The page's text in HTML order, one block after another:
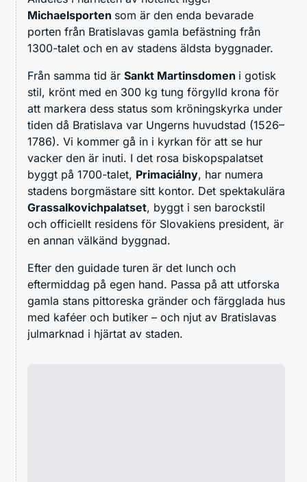
Michaelsporten som är den enda bevarade
porten från Bratislavas gamla befästning från
1300-talet och en av stadens äldsta byggnader.
Från samma tid är Sankt Martinsdomen i gotisk
stil, krönt med en 300 kg tung förgylld krona för
att markera dess status som kröningskyrka under
tiden då Bratislava var Ungerns huvudstad (1526–
1786). Vi kommer gå in i kyrkan för att se hur
vacker den är inuti. I det rosa biskopspalatset
byggt på 1700-talet, Primaciálny, har numera
stadens borgmästare sitt kontor. Det spektakulära
Grassalkovichpalatset, byggt i sen barockstil
och officiellt residens för Slovakiens president, är
en annan välkänd byggnad.
Efter den guidade turen är det lunch och
eftermiddag på egen hand. Passa på att utforska
gamla stans pittoreska gränder och färgglada hus
med kaféer och butiker – och njut av Bratislavas
julmarknad i hjärtat av staden.